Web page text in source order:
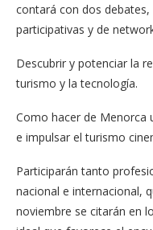
contará con dos
participativas y de
Descubrir y potenciar la
turismo y la tecnología.
Como hacer de Menorca
e impulsar el turismo
Participarán tanto
nacional e internacional,
noviembre se citarán en lo